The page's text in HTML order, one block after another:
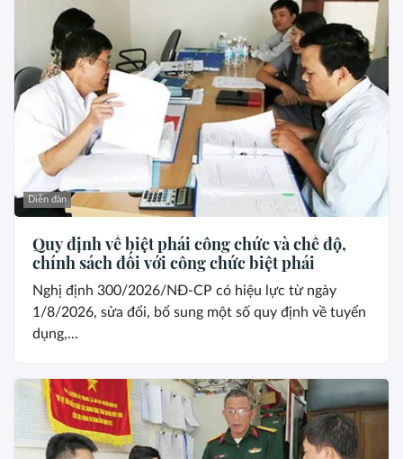
Diễn đàn
Quy định về biệt phái công chức và chế độ,
chính sách đối với công chức biệt phái
Nghị định 300/2026/NĐ-CP có hiệu lực từ ngày
1/8/2026, sửa đổi, bổ sung một số quy định về tuyển
dụng,...